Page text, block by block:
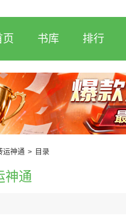
页 书库 排行
运神通 > 目录
神通